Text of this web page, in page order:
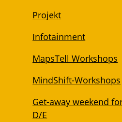
Projekt
Infotainment
MapsTell Workshops
MindShift-Workshops
Get-away weekend
D/E